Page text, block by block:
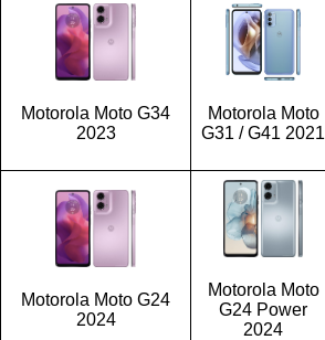
Motorola Moto G34
2023
Motorola Moto
G31 / G41 2021
Motorola Moto G24
2024
Motorola Moto
G24 Power
2024